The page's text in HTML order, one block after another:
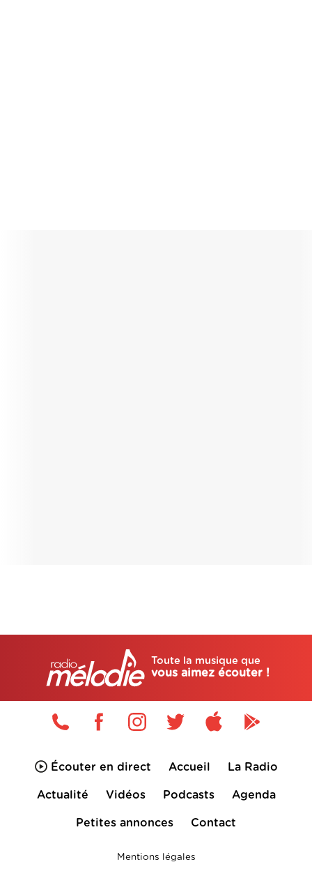
Toute la musique que
vous aimez écouter !
Écouter en direct Accueil La Radio
Actualité Vidéos Podcasts Agenda
Petites annonces Contact
Mentions légales